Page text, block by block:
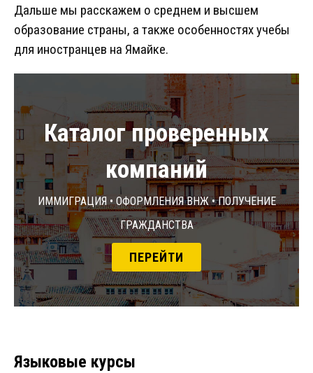
Дальше мы расскажем о среднем и высшем
образование страны, а также особенностях учебы
для иностранцев на Ямайке.
Каталог проверенных
компаний
Иммиграция • Оформления ВНЖ • Получение
гражданства
ПЕРЕЙТИ
Языковые курсы